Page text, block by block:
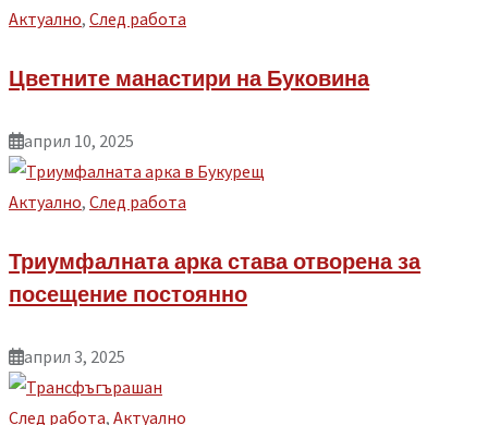
Aктуално, След работа
Цветните манастири на Буковина
април 10, 2025
Aктуално, След работа
Триумфалната арка става отворена за
посещение постоянно
април 3, 2025
След работа, Aктуално